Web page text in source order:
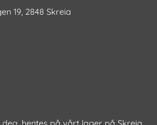
19, 2848 Skreia